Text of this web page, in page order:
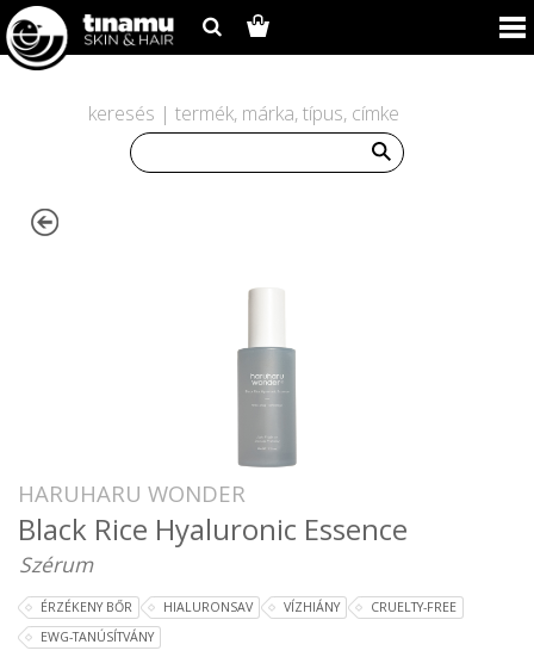
keresés | termék, márka, típus, címke
HARUHARU WONDER
Black Rice Hyaluronic Essence
Szérum
ÉRZÉKENY BŐR HIALURONSAV VÍZHIÁNY
CRUELTY-FREE
EWG-TANÚSÍTVÁNY